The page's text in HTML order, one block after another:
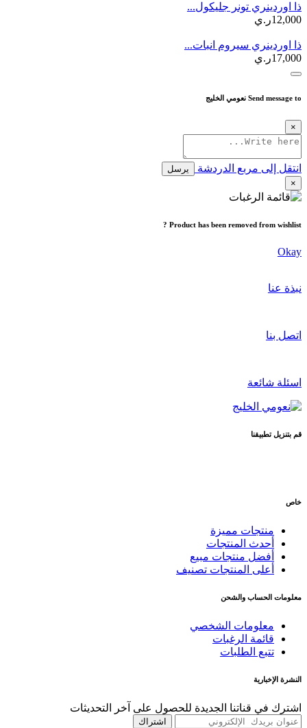
ذا اوردينري تونر جليكول...
12,000ر.ي
ذا اوردينري سيروم انبات...
17,000ر.ي
Send message to نعومي الخليج
×
انتقل إلى مربع الدردشة
يرسل
×
Product has been removed from wishlist ?
Okay
نبذة عنا
اتصل بنا
اسئلة شائعة
قم بتنزيل تطبيقنا
خاص
منتجات مميزة
أحدث المنتجات
أفضل منتجات مبيع
أعلى المنتجات تصنيف
معلومات الحساب والشحن
معلومات الشخصي
قائمة الرغبات
تتبع الطلبات
النشرة الإخبارية
اشترك في قناتنا الجديدة للحصول على آخر التحديثات
اشتراك